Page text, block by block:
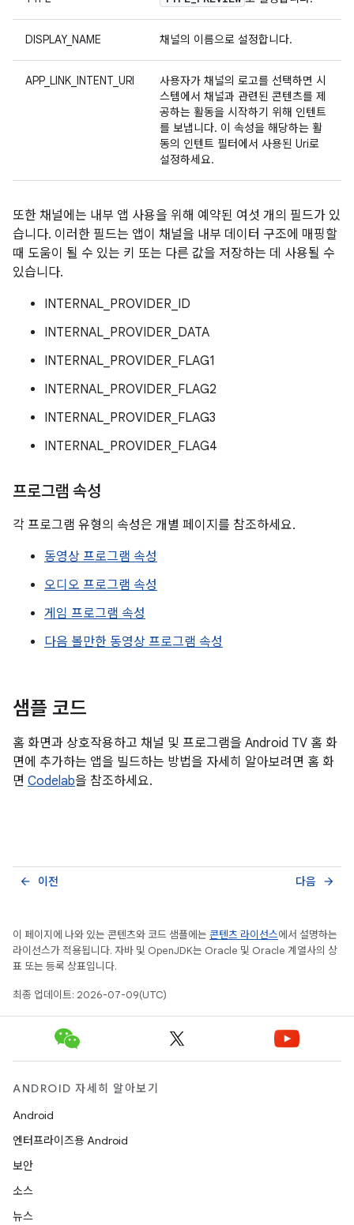
DISPLAY_NAME 채널의 이름으로 설정합니다.
APP_LINK_INTENT_URI
사용자가 채널의 로고를 선택하면 시
스템에서 채널과 관련된 콘텐츠를 제
공하는 활동을 시작하기 위해 인텐트
를 보냅니다. 이 속성을 해당하는 활
동의 인텐트 필터에서 사용된 Uri로
설정하세요.
또한 채널에는 내부 앱 사용을 위해 예약된 여섯 개의 필드가 있
습니다. 이러한 필드는 앱이 채널을 내부 데이터 구조에 매핑할
때 도움이 될 수 있는 키 또는 다른 값을 저장하는 데 사용될 수
있습니다.
INTERNAL_PROVIDER_ID
INTERNAL_PROVIDER_DATA
INTERNAL_PROVIDER_FLAG1
INTERNAL_PROVIDER_FLAG2
INTERNAL_PROVIDER_FLAG3
INTERNAL_PROVIDER_FLAG4
프로그램 속성
각 프로그램 유형의 속성은 개별 페이지를 참조하세요.
동영상 프로그램 속성
오디오 프로그램 속성
게임 프로그램 속성
다음 볼만한 동영상 프로그램 속성
샘플 코드
홈 화면과 상호작용하고 채널 및 프로그램을 Android TV 홈 화
면에 추가하는 앱을 빌드하는 방법을 자세히 알아보려면 홈 화
면 Codelab을 참조하세요.
이전
arrow_back 다음 arrow_forward
이 페이지에 나와 있는 콘텐츠와 코드 샘플에는 콘텐츠 라이선스에서 설명하는
라이선스가 적용됩니다. 자바 및 OpenJDK는 Oracle 및 Oracle 계열사의 상
표 또는 등록 상표입니다.
최종 업데이트: 2026-07-09(UTC)
ANDROID 자세히 알아보기
Android
엔터프라이즈용 Android
보안
소스
뉴스